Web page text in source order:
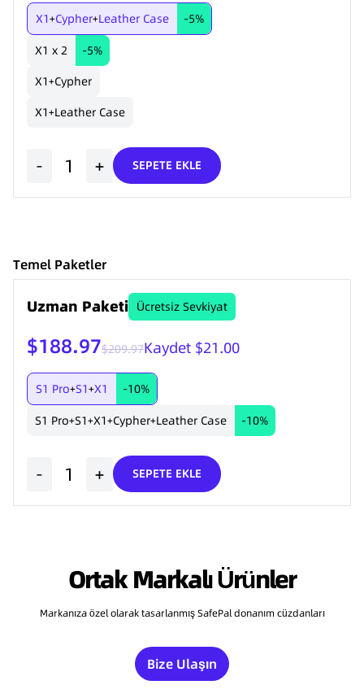
X1+Cypher+Leather Case
-5%
X1 x 2
-5%
X1+Cypher
X1+Leather Case
- + SEPETE EKLE
Temel Paketler
Uzman Paketi Ücretsiz Sevkiyat
$188.97$209.97Kaydet $21.00
S1 Pro+S1+X1
-10%
S1 Pro+S1+X1+Cypher+Leather Case -10%
- + SEPETE EKLE
Ortak Markalı Ürünler
Markanıza özel olarak tasarlanmış SafePal donanım cüzdanları
Bize Ulaşın